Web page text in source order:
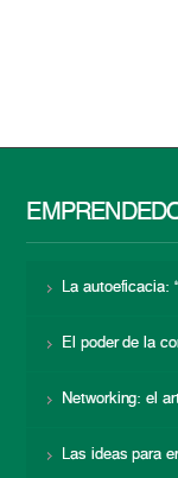
La autoeficacia:
El poder de la
Networking: el
Las ideas para